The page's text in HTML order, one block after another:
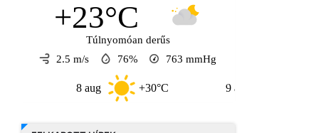
+23°C
Túlnyomóan derűs
2.5 m/s
76% 763 mmHg
+30°C